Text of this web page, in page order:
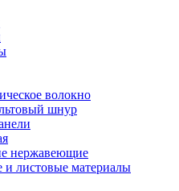
волокно
шнур
нержавеющие
листовые материалы